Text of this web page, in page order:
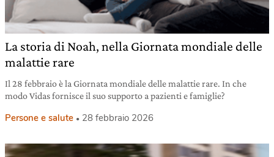
La storia di Noah, nella Giornata mondiale delle
malattie rare
Il 28 febbraio è la Giornata mondiale delle malattie rare. In che
modo Vidas fornisce il suo supporto a pazienti e famiglie?
Persone e salute 28 febbraio 2026